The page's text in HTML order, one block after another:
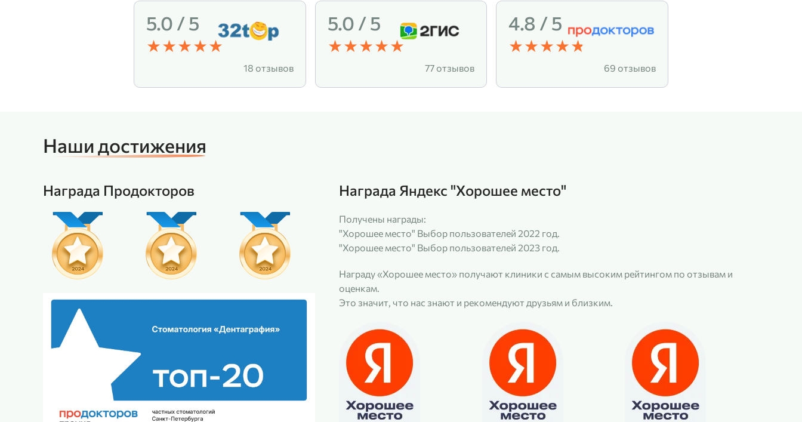
18 отзывов
5.0 / 5
77 отзывов
5.0 / 5
69 отзывов
4.8 / 5
Наши достижения
Награда Продокторов Награда Яндекс "Хорошее место"
Получены награды:
"Хорошее место" Выбор пользователей 2022 год.
"Хорошее место" Выбор пользователей 2023 год.
Награду «Хорошее место» получают клиники с самым высоким рейтингом по отзывам и
оценкам.
Это значит, что нас знают и рекомендуют друзьям и близким.